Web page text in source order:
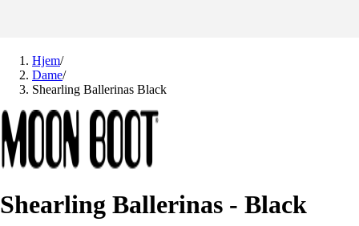
Hjem/
Dame/
Shearling Ballerinas Black
Shearling Ballerinas - Black